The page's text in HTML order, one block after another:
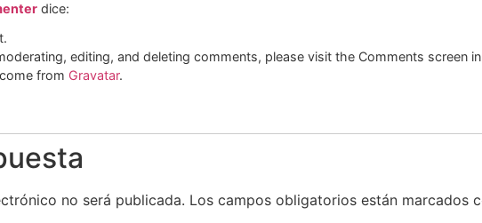
dice:
editing, and deleting comments, please visit the Comments screen
from Gravatar.
no será publicada. Los campos obligatorios están marcados